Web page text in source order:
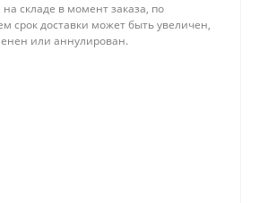
на складе в момент заказа, по
срок доставки может быть увеличен,
или аннулирован.